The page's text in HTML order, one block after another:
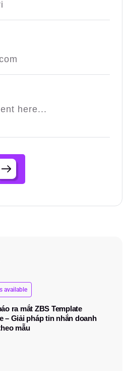
available
ra mắt ZBS Template
– Giải pháp tin nhắn doanh
mẫu